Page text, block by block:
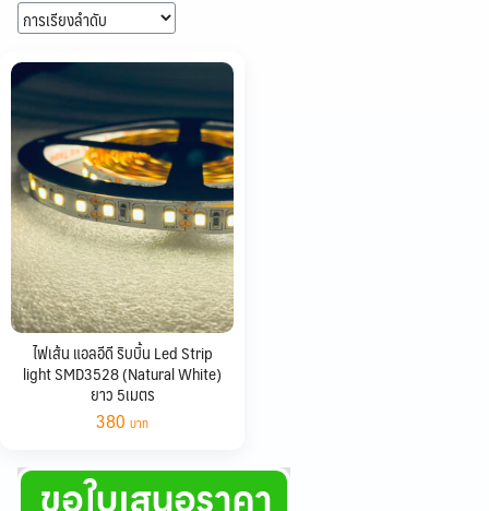
ไฟเส้น แอลอีดี ริบบิ้น Led Strip
light SMD3528 (Natural White)
ยาว 5เมตร
380